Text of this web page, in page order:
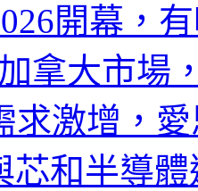
開幕，
拿大市場
求激增，
芯和半導